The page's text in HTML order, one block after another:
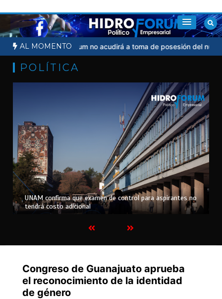
al
contenido
AL MOMENTO
judicial Sheinbaum no acudirá a toma de posesión del nuevo
POLÍTICA
UNAM confirma que examen de control para aspirantes no
tendrá costo adicional
Congreso de Guanajuato aprueba
el reconocimiento de la identidad
de género